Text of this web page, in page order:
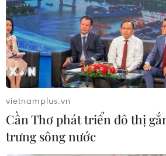
Đưa khoa học công nghệ
khu vực phía Nam
28/05/2015 11:55
Bộ Khoa học và Công nghệ tổ chức
vietnamplus.vn
Cần Thơ phát triển đô thị
trưng sông nước